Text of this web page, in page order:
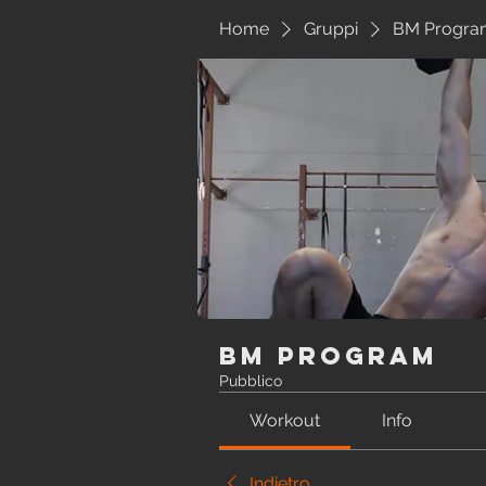
Home Gruppi BM
BM Program
Pubblico
Workout Info